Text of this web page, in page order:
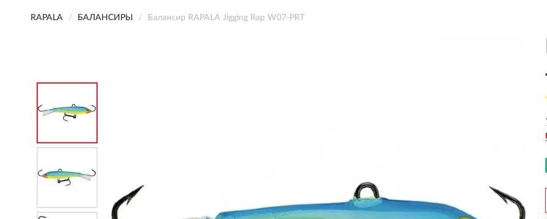
RAPALA БАЛАНСИРЫ Балансир RAPALA Jigging Rap W07-PRT